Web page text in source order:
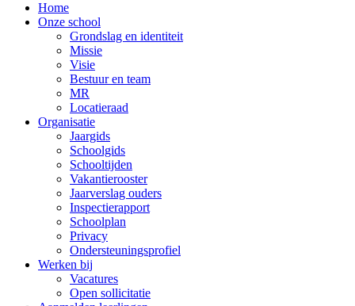
Home
Onze school
Grondslag en identiteit
Missie
Visie
Bestuur en team
MR
Locatieraad
Organisatie
Jaargids
Schoolgids
Schooltijden
Vakantierooster
Jaarverslag ouders
Inspectierapport
Schoolplan
Privacy
Ondersteuningsprofiel
Werken bij
Vacatures
Open sollicitatie